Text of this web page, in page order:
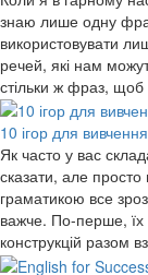
знаю лише одну
використовувати
речей, які нам
стільки ж фраз, щоб
10 ігор для
Як часто у вас
сказати, але
граматикою все
важче. По-перше, їх
конструкцій разом